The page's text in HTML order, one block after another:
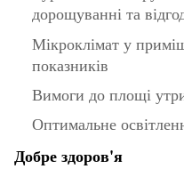
дорощуванні та
Мікроклімат у
показників
Вимоги до площі
Оптимальне
Добре здоров'я